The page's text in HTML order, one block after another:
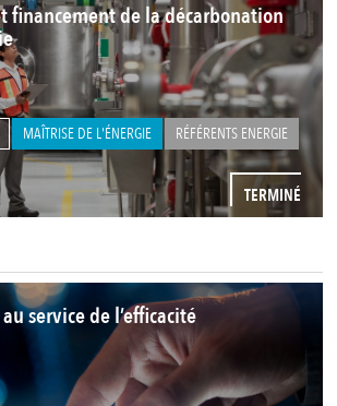
financement de la décarbonation
MAÎTRISE DE L'ÉNERGIE RÉFÉRENTS ENERGIE
TERMINÉ
service de l’efficacité